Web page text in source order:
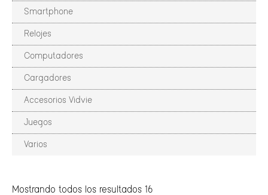
Smartphone
Relojes
Computadores
Cargadores
Accesorios Vidvie
Juegos
Varios
Mostrando todos los resultados 16